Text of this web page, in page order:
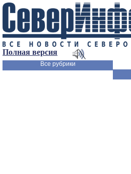
Полная версия
Все рубрики